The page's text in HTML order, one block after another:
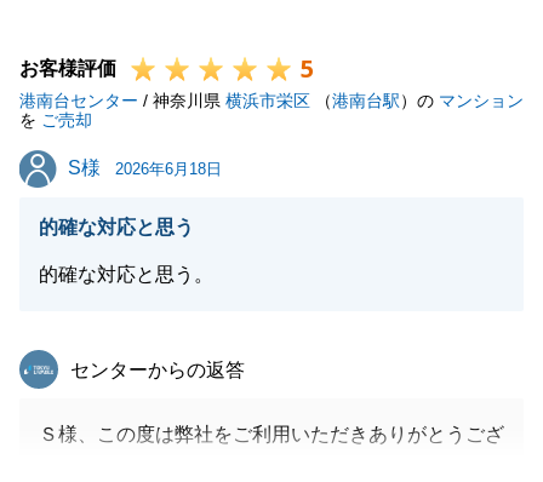
めてお声掛け頂けると幸いです。
今後とも何卒よろしくおねがいいたします。
お客様評価 5
港南台センター / 神奈川県 横浜市栄区 （港南台駅）の マンション
を ご売却
S様
S様 2026年6月18日
的確な対応と思う
的確な対応と思う。
東急リバブル
センターからの返答
Ｓ様、この度は弊社をご利用いただきありがとうござ